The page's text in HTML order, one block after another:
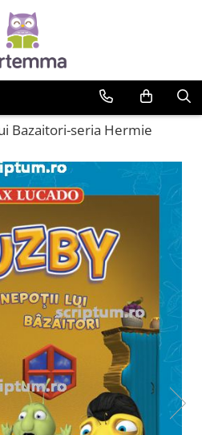
Bazaitori-seria Hermie